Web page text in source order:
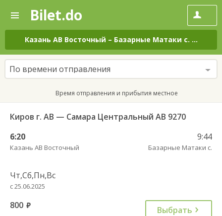
—
Поиск
и
покупка
билетов
на
автобус
онлайн
Bilet.do
Казань АВ Восточный – Базарные Матаки с. на все
По времени отправления
Время отправления и прибытия местное
Киров г. АВ — Самара Центральный АВ 9270
6:20
Казань АВ Восточный
9:44
Базарные Матаки с.
Чт,Сб,Пн,Вс
с 25.06.2025
800 руб. Выбрать